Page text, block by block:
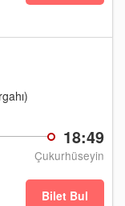
18:49
Çukurhüseyin
Bilet Bul